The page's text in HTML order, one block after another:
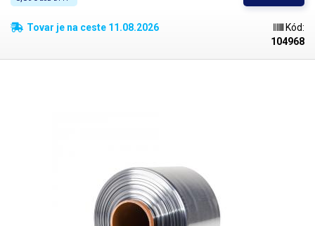
mm je vhodná na fľaše s priemerom do 86 mm
, po zahriatí
jeho tvaru, maximálny pomer zmrštenia je 1:2.
Priehľadná fólia tvorí
ktorý možno jednoducho nasunúť na fľašu a potom
zmrštiť pomocou teplovzdušnej pištole alebo tepelného tunela. Fólia
Tovar je na ceste 11.08.2026
Kód:
104968